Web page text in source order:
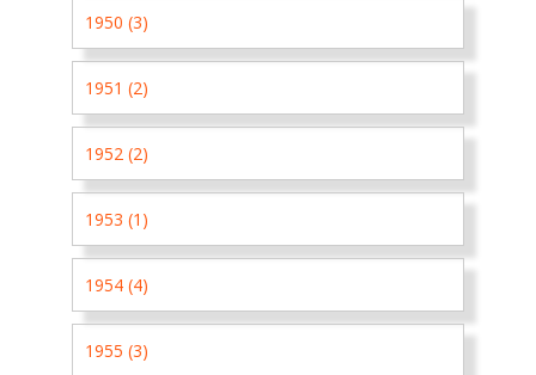
1950 (3)
1951 (2)
1952 (2)
1953 (1)
1954 (4)
1955 (3)